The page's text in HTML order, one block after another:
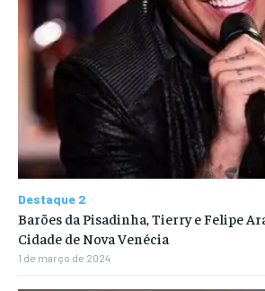
Destaque 2
Barões da Pisadinha, Tierry e Felipe
Cidade de Nova Venécia
1 de março de 2024